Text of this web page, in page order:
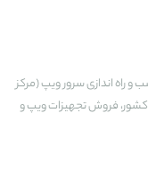
و راه اندازی سرور ویپ (مرکز
کشور، فروش تجهیزات ویپ و